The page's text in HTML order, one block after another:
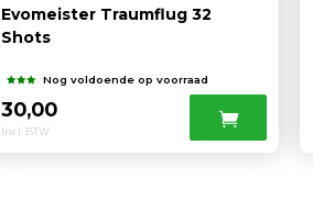
Evomeister Traumflug 32
Shots
Nog voldoende op voorraad
30,00
Incl. BTW